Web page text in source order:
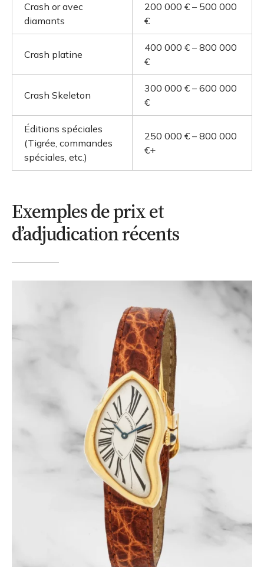
Crash or avec
diamants
200 000 € – 500 000
€
Crash platine
400 000 € – 800 000
€
Crash Skeleton
300 000 € – 600 000
€
Éditions spéciales
(Tigrée, commandes
spéciales, etc.)
250 000 € – 800 000
€+
Exemples de prix et
d’adjudication récents